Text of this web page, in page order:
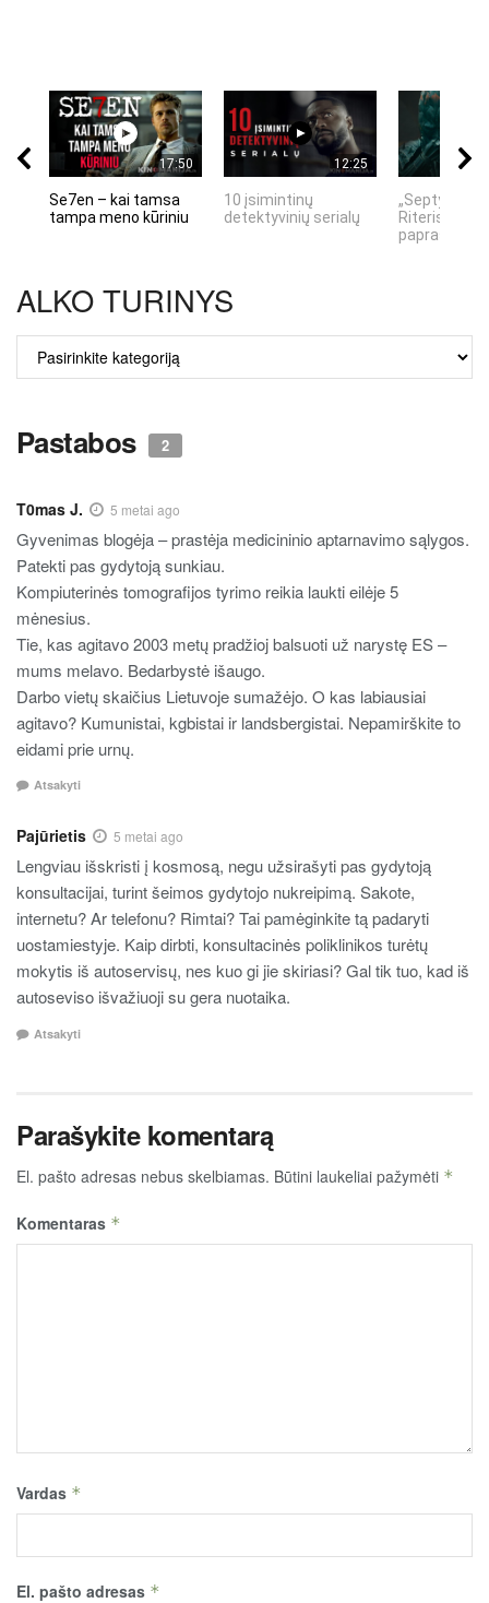
17:50
Se7en – kai tamsa
tampa meno kūriniu
12:25
10 įsimintinų
detektyvinių serialų
„Septynių
Riteris" – kai
ALKO TURINYS
TURINYS
Pastabos 2
T0mas J. 5 metai ago
Gyvenimas blogėja – prastėja medicininio aptarnavimo sąlygos.
Patekti pas gydytoją sunkiau.
Kompiuterinės tomografijos tyrimo reikia laukti eilėje 5
mėnesius.
Tie, kas agitavo 2003 metų pradžioj balsuoti už narystę ES –
mums melavo. Bedarbystė išaugo.
Darbo vietų skaičius Lietuvoje sumažėjo. O kas labiausiai
agitavo? Kumunistai, kgbistai ir landsbergistai. Nepamirškite to
eidami prie urnų.
Atsakyti
Pajūrietis 5 metai ago
Lengviau išskristi į kosmosą, negu užsirašyti pas gydytoją
konsultacijai, turint šeimos gydytojo nukreipimą. Sakote,
internetu? Ar telefonu? Rimtai? Tai pamėginkite tą padaryti
uostamiestyje. Kaip dirbti, konsultacinės poliklinikos turėtų
mokytis iš autoservisų, nes kuo gi jie skiriasi? Gal tik tuo, kad iš
autoseviso išvažiuoji su gera nuotaika.
Atsakyti
Parašykite komentarą
El. pašto adresas nebus skelbiamas. Būtini laukeliai pažymėti *
Komentaras *
Vardas *
El. pašto adresas *